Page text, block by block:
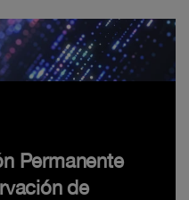
Permanente
de